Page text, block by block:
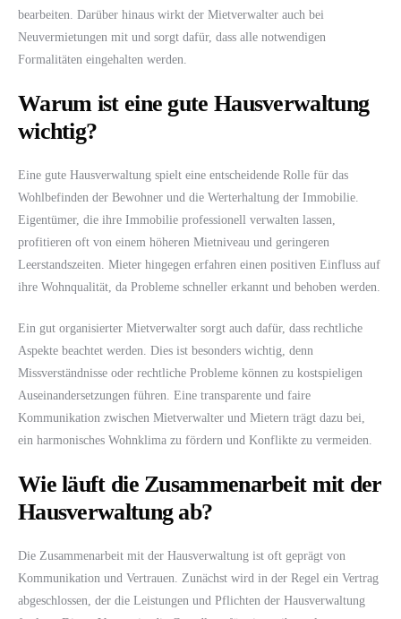
bearbeiten. Darüber hinaus wirkt der Mietverwalter auch bei
Neuvermietungen mit und sorgt dafür, dass alle notwendigen
Formalitäten eingehalten werden.
Warum ist eine gute Hausverwaltung
wichtig?
Eine gute Hausverwaltung spielt eine entscheidende Rolle für das
Wohlbefinden der Bewohner und die Werterhaltung der Immobilie.
Eigentümer, die ihre Immobilie professionell verwalten lassen,
profitieren oft von einem höheren Mietniveau und geringeren
Leerstandszeiten. Mieter hingegen erfahren einen positiven Einfluss auf
ihre Wohnqualität, da Probleme schneller erkannt und behoben werden.
Ein gut organisierter Mietverwalter sorgt auch dafür, dass rechtliche
Aspekte beachtet werden. Dies ist besonders wichtig, denn
Missverständnisse oder rechtliche Probleme können zu kostspieligen
Auseinandersetzungen führen. Eine transparente und faire
Kommunikation zwischen Mietverwalter und Mietern trägt dazu bei,
ein harmonisches Wohnklima zu fördern und Konflikte zu vermeiden.
Wie läuft die Zusammenarbeit mit der
Hausverwaltung ab?
Die Zusammenarbeit mit der Hausverwaltung ist oft geprägt von
Kommunikation und Vertrauen. Zunächst wird in der Regel ein Vertrag
abgeschlossen, der die Leistungen und Pflichten der Hausverwaltung